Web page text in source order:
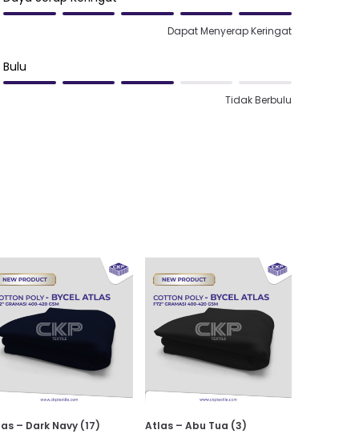
Dapat Menyerap Keringat
Bulu
Tidak Berbulu
– Dark Navy (17)
Atlas – Abu Tua (3)